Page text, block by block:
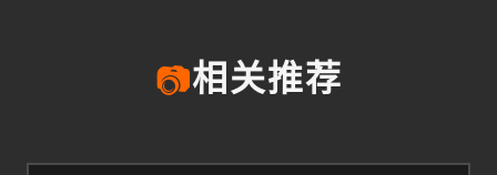
📷相关推荐